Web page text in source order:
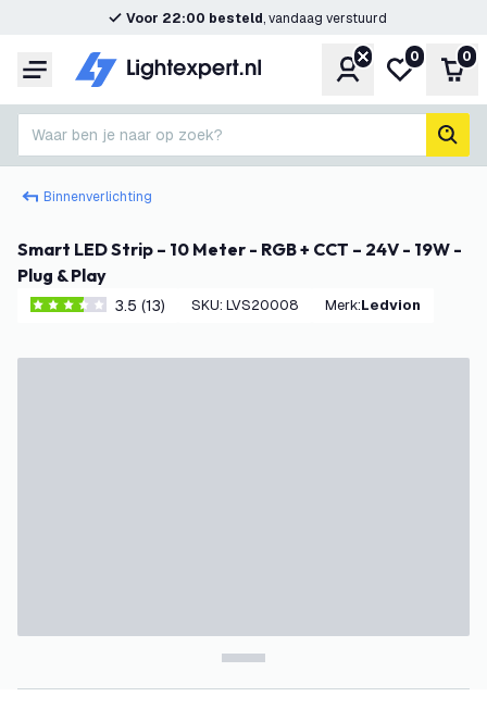
Voor 22:00 besteld, vandaag verstuurd
Menu Account
Mijn
0 0
Waar ben je naar op zoek?
Binnenverlichting
Smart LED Strip – 10 Meter - RGB + CCT – 24V - 19W -
Plug & Play
3.5 score sterren
3.5 (13) SKU: LVS20008 Merk: Ledvion